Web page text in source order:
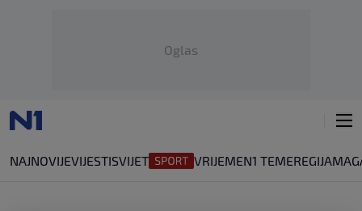
Oglas
NAJNOVIJEVIJESTISVIJET VRIJEMEN1 TEMEREGIJA